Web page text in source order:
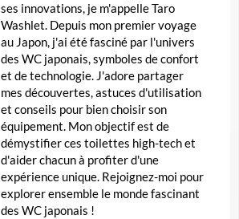
ses innovations, je m'appelle Taro
Washlet. Depuis mon premier voyage
au Japon, j'ai été fasciné par l'univers
des WC japonais, symboles de confort
et de technologie. J'adore partager
mes découvertes, astuces d'utilisation
et conseils pour bien choisir son
équipement. Mon objectif est de
démystifier ces toilettes high-tech et
d'aider chacun à profiter d'une
expérience unique. Rejoignez-moi pour
explorer ensemble le monde fascinant
des WC japonais !